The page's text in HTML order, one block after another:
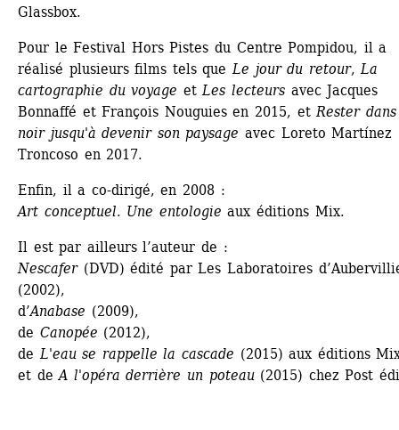
Glassbox.
Pour le Festival Hors Pistes du Centre Pompidou, il a
réalisé plusieurs films tels que Le jour du retour, La
cartographie du voyage et Les lecteurs avec Jacques
Bonnaffé et François Nouguies en 2015, et Rester
noir jusqu'à devenir son paysage avec Loreto Martínez
Troncoso en 2017.
Enfin, il a co-dirigé, en 2008 :
Art conceptuel. Une entologie aux éditions Mix.
Il est par ailleurs l’auteur de :
Nescafer(DVD) édité par Les Laboratoires
(2002),
d’Anabase (2009),
de Canopée (2012),
de L'eau se rappelle la cascade (2015) aux éditions
et de A l'opéra derrière un poteau(2015) chez Post